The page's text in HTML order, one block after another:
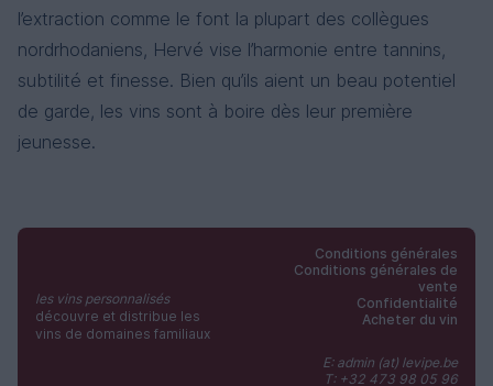
l’extraction comme le font la plupart des collègues
nordrhodaniens, Hervé vise l’harmonie entre tannins,
subtilité et finesse. Bien qu’ils aient un beau potentiel
de garde, les vins sont à boire dès leur première
jeunesse.
les vins personnalisés
découvre et distribue les
vins de domaines familiaux
Conditions générales
Conditions générales de
vente
Confidentialité
Acheter du vin
E: admin (at) levipe.be
T: +32 473 98 05 96